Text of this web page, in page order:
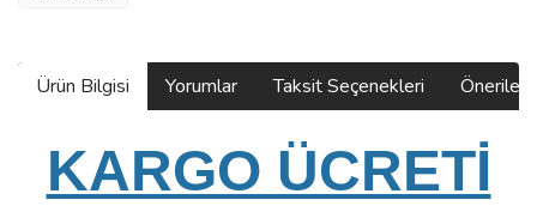
Ürün Bilgisi Yorumlar Taksit Seçenekleri
KARGO ÜCRETİ